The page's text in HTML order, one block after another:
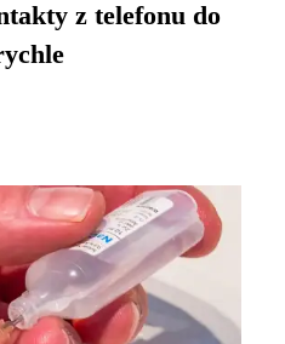
z telefonu do